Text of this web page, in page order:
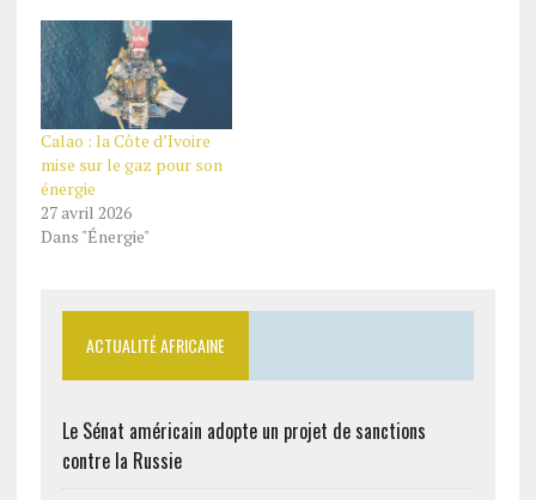
Calao : la Côte d’Ivoire
mise sur le gaz pour son
énergie
27 avril 2026
Dans "Énergie"
ACTUALITÉ AFRICAINE
Le Sénat américain adopte un projet de sanctions
contre la Russie